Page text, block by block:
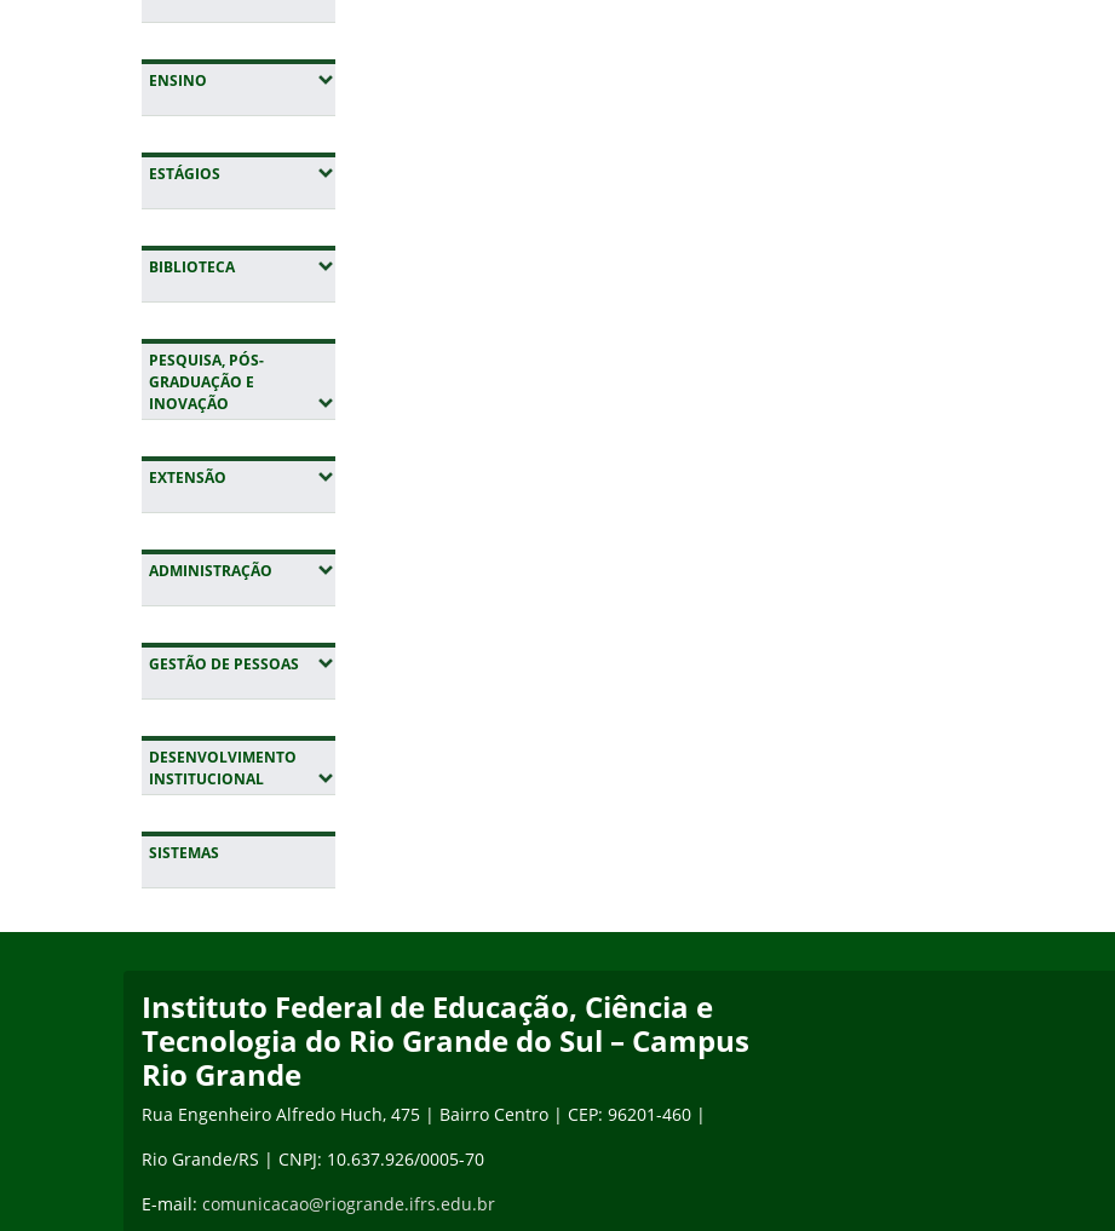
ENSINO (EXPANDIR SUBMENUS)
ESTÁGIOS (EXPANDIR SUBMENUS)
BIBLIOTECA(EXPANDIR SUBMENUS)
PESQUISA, PÓS-
GRADUAÇÃO E
INOVAÇÃO (EXPANDIR SUBMENUS)
EXTENSÃO (EXPANDIR SUBMENUS)
ADMINISTRAÇÃO (EXPANDIR SUBMENUS)
GESTÃO DE PESSOAS (EXPANDIR SUBMENUS)
DESENVOLVIMENTO
INSTITUCIONAL(EXPANDIR SUBMENUS)
SISTEMAS
Instituto Federal de Educação, Ciência e
Tecnologia do Rio Grande do Sul – Campus
Rio Grande
Rua Engenheiro Alfredo Huch, 475 | Bairro Centro | CEP: 96201-460 |
Rio Grande/RS | CNPJ: 10.637.926/0005-70
E-mail: comunicacao@riogrande.ifrs.edu.br